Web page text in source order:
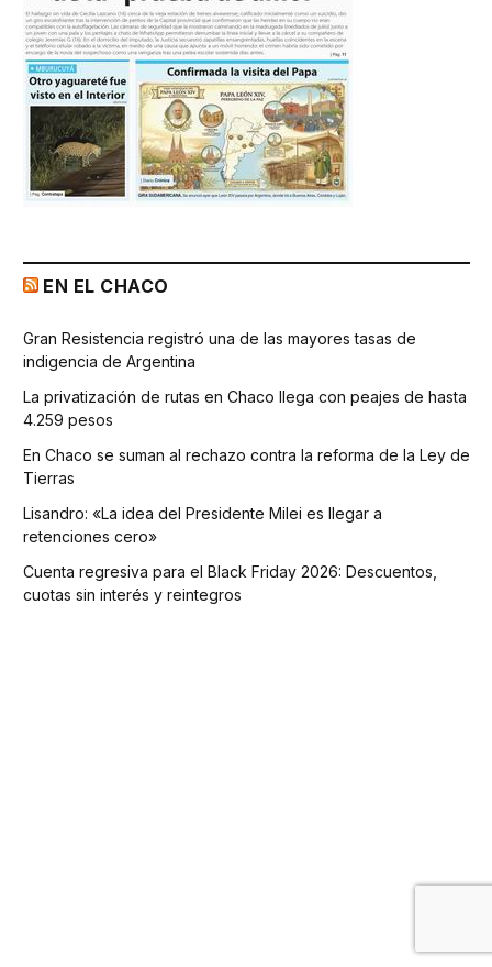
EN EL CHACO
Gran Resistencia registró una de las mayores tasas de
indigencia de Argentina
La privatización de rutas en Chaco llega con peajes de hasta
4.259 pesos
En Chaco se suman al rechazo contra la reforma de la Ley de
Tierras
Lisandro: «La idea del Presidente Milei es llegar a
retenciones cero»
Cuenta regresiva para el Black Friday 2026: Descuentos,
cuotas sin interés y reintegros